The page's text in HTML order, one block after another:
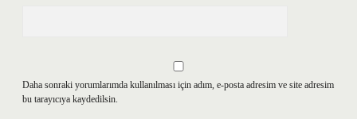
Daha sonraki yorumlarımda kullanılması için adım, e-posta adresim ve site adresim
bu tarayıcıya kaydedilsin.